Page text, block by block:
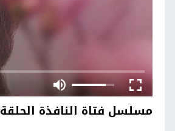
مسلسل فتاة النافذة الحلقة 56 مترجم